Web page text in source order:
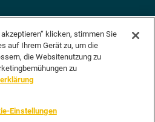
FÜR NRWHITS
doch einfach
klicken, stimmen Sie
auf Ihrem Gerät zu, um die
die Websitenutzung zu
zu
Einstellungen